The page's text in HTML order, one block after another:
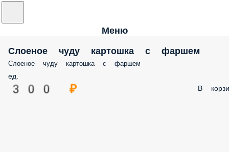
Меню
Слоеное чуду картошка с фаршем
Слоеное чуду картошка с фаршем
ед.
300 ₽ В